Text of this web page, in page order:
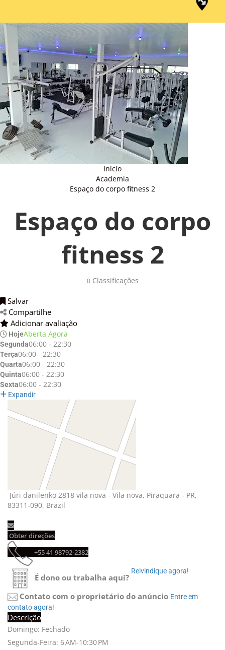
Início
Academia
Espaço do corpo fitness 2
Espaço do corpo
fitness 2
0Classificações
Salvar
Compartilhe
Adicionar avaliação
HojeAberta Agora
Segunda06:00 - 22:30
Terça06:00 - 22:30
Quarta06:00 - 22:30
Quinta06:00 - 22:30
Sexta06:00 - 22:30
Expandir
Júri danilenko 2818 vila nova - Vila nova, Piraquara - PR,
83311-090, Brazil
Obter direções
+55 41 98792-2382
É dono ou trabalha aqui?
Reivindique agora!
Contato com o proprietário do anúncio Entre em
contato agora!
Descrição
Domingo: Fechado
Segunda-Feira: 6 AM-10:30 PM